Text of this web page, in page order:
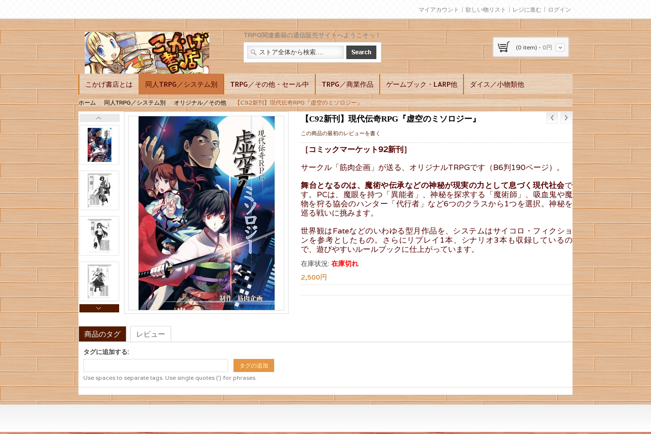
マイアカウント 欲しい物リスト レジに進む ログイン
TRPG関連書籍の通信販売サイトへようこそっ！
(0 item) - 0円
こかげ書店とは 同人TRPG／システム別 TRPG／その他・セール中 TRPG／商業作品 ゲームブック・LARP他 ダイス／小物類他
ホーム 同人TRPG／システム別 オリジナル／その他 【C92新刊】現代伝奇RPG『虚空のミソロジー』
【C92新刊】現代伝奇RPG『虚空のミソロジー』
この商品の最初のレビューを書く
［コミックマーケット92新刊］
サークル「筋肉企画」が送る、オリジナルTRPGです（B6判190ページ）。
舞台となるのは、魔術や伝承などの神秘が現実の力として息づく現代社会で
す。PCは、魔眼を持つ「異能者」、神秘を探求する「魔術師」、吸血鬼や魔
物を狩る協会のハンター「代行者」など6つのクラスから1つを選択。神秘を
巡る戦いに挑みます。
世界観はFateなどのいわゆる型月作品を、システムはサイコロ・フィクショ
ンを参考としたもの。さらにリプレイ1本、シナリオ3本も収録しているの
で、遊びやすいルールブックに仕上がっています。
在庫状況: 在庫切れ
2,500円
商品のタグ レビュー
タグに追加する:
タグの追加
Use spaces to separate tags. Use single quotes (') for phrases.